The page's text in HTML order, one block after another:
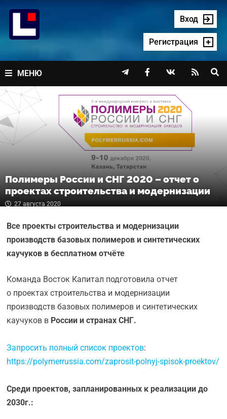
содержимому
Вход
Регистрация
МЕНЮ    
Полимеры России и СНГ 2020 – отчет о
проектах строительства и модернизации
27 августа 2020
Все проекты строительства и модернизации
производств базовых полимеров и синтетических
каучуков в бесплатном отчёте
Команда Восток Капитал подготовила отчет
о проектах строительства и модернизации
производств базовых полимеров и синтетических
каучуков в России и странах СНГ.
Запросить полный список проектов:
https://polymerrussia.com/zaprosit-polnyj-spisok-proektov/
Среди проектов, запланированных к реализации до
2030г.: